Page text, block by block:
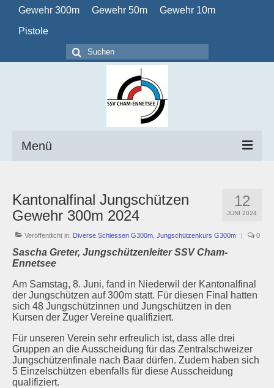
Gewehr 300m Gewehr 50m
Gewehr 10m
Pistole
Suchen
nach:
Menü
Verein
Obligatorisch
Kalender
Schützenstuben
Newsletter
Fotogalerie
Links
12
JUNI 2024
Kantonalfinal Jungschützen
Gewehr 300m 2024
Veröffentlicht in: Diverse Schiessen G300m Jungschützenkurs G300m | 0
Sascha Greter, Jungschützenleiter SSV Cham-
Ennetsee
Am Samstag, 8. Juni, fand in Niederwil der Kantonalfinal
der Jungschützen auf 300m statt. Für diesen Final hatten
sich 48 Jungschützinnen und Jungschützen in den
Kursen der Zuger Vereine qualifiziert.
Für unseren Verein sehr erfreulich ist, dass alle drei
Gruppen an die Ausscheidung für das Zentralschweizer
Jungschützenfinale nach Baar dürfen. Zudem haben sich
5 Einzelschützen ebenfalls für diese Ausscheidung
qualifiziert.